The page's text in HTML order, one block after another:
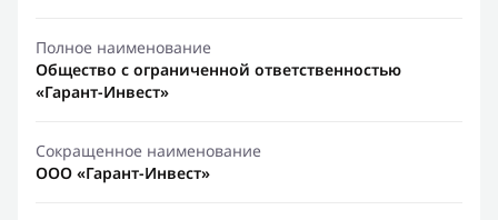
Полное наименование
Общество с ограниченной ответственностью
«Гарант-Инвест»
Сокращенное наименование
ООО «Гарант-Инвест»